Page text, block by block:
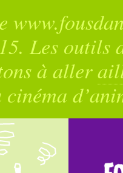
Les outils
à aller
cinéma